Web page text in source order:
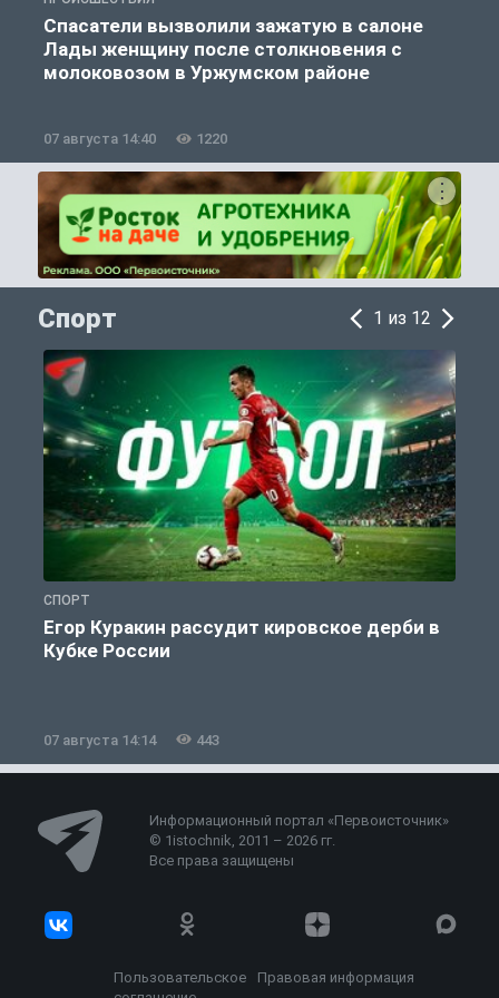
Спасатели вызволили зажатую в салоне
Лады женщину после столкновения с
молоковозом в Уржумском районе
07 августа 14:40 1220
Спорт 1 из 12
СПОРТ
Егор Куракин рассудит кировское дерби в
Кубке России
07 августа 14:14 443
Информационный портал «Первоисточник»
© 1istochnik, 2011 – 2026 гг.
Все права защищены
Пользовательское
Правовая информация